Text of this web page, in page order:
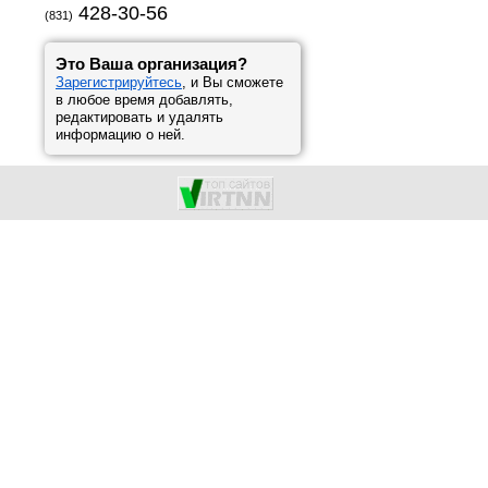
(831) 428-30-56
Это Ваша организация?
Зарегистрируйтесь, и Вы сможете
в любое время добавлять,
редактировать и удалять
информацию о ней.